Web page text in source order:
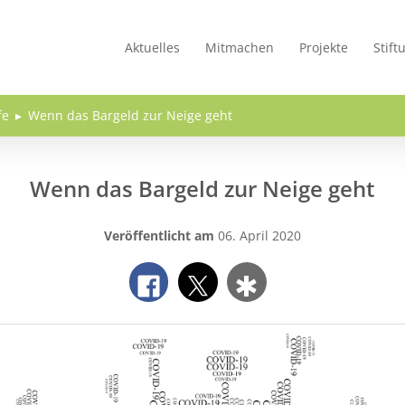
Aktuelles Mitmachen Projekte
Wenn das Bargeld zur Neige geht
Wenn das Bargeld zur Neige geht
Veröffentlicht am 06. April 2020